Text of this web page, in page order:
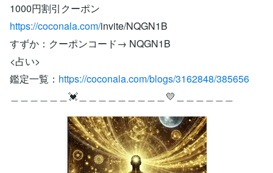
1000円割引クーポン
https://coconala.com/invite/NQGN1B
すずか：クーポンコード→ NQGN1B
<占い>
鑑定一覧： https://coconala.com/blogs/3162848/385656
＿＿＿＿＿＿💓＿＿＿＿＿＿＿＿＿💛＿＿＿＿＿＿